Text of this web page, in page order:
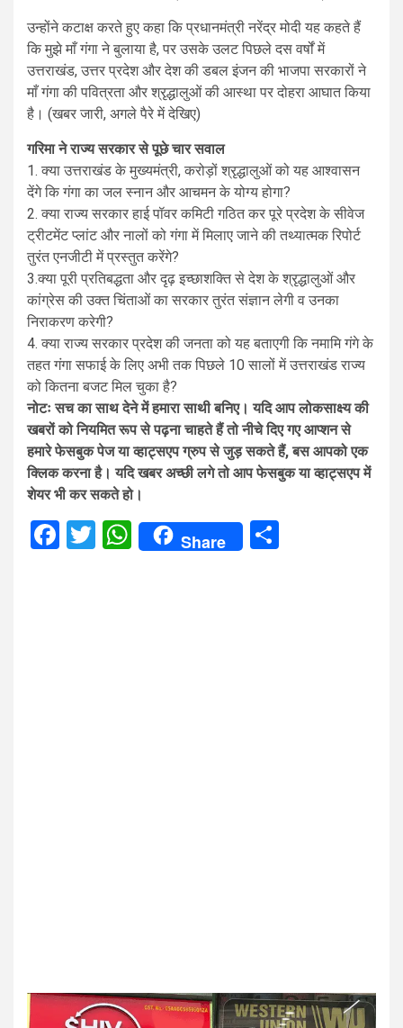
उन्होंने कटाक्ष करते हुए कहा कि प्रधानमंत्री नरेंद्र मोदी यह कहते हैं
कि मुझे माँ गंगा ने बुलाया है, पर उसके उलट पिछले दस वर्षों में
उत्तराखंड, उत्तर प्रदेश और देश की डबल इंजन की भाजपा सरकारों ने
माँ गंगा की पवित्रता और श्रृद्धालुओं की आस्था पर दोहरा आघात किया
है। (खबर जारी, अगले पैरे में देखिए)
गरिमा ने राज्य सरकार से पूछे चार सवाल
1. क्या उत्तराखंड के मुख्यमंत्री, करोड़ों श्रृद्धालुओं को यह आश्वासन
देंगे कि गंगा का जल स्नान और आचमन के योग्य होगा?
2. क्या राज्य सरकार हाई पॉवर कमिटी गठित कर पूरे प्रदेश के सीवेज
ट्रीटमेंट प्लांट और नालों को गंगा में मिलाए जाने की तथ्यात्मक रिपोर्ट
तुरंत एनजीटी में प्रस्तुत करेंगे?
3.क्या पूरी प्रतिबद्धता और दृढ़ इच्छाशक्ति से देश के श्रृद्धालुओं और
कांग्रेस की उक्त चिंताओं का सरकार तुरंत संज्ञान लेगी व उनका
निराकरण करेगी?
4. क्या राज्य सरकार प्रदेश की जनता को यह बताएगी कि नमामि गंगे के
तहत गंगा सफाई के लिए अभी तक पिछले 10 सालों में उत्तराखंड राज्य
को कितना बजट मिल चुका है?
नोटः सच का साथ देने में हमारा साथी बनिए। यदि आप लोकसाक्ष्य की
खबरों को नियमित रूप से पढ़ना चाहते हैं तो नीचे दिए गए आप्शन से
हमारे फेसबुक पेज या व्हाट्सएप ग्रुप से जुड़ सकते हैं, बस आपको एक
क्लिक करना है। यदि खबर अच्छी लगे तो आप फेसबुक या व्हाट्सएप में
शेयर भी कर सकते हो।
Facebook
Twitter
WhatsApp
Share